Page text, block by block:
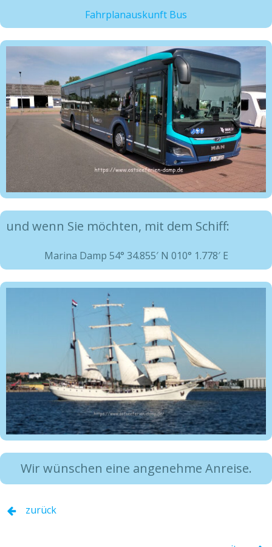
Fahrplanauskunft Bus
und wenn Sie möchten, mit dem Schiff:
Marina Damp 54° 34.855′ N 010° 1.778′ E
Wir wünschen eine angenehme Anreise.
zurück